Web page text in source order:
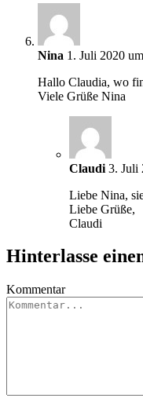
Nina 1. Juli 2020
Hallo Claudia, wo
Viele Grüße Nina
Claudi 3. Juli
Liebe Nina,
Liebe Grüße,
Claudi
Hinterlasse
Kommentar